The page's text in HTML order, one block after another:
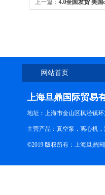
上一篇： 4.0全国发货 美
网站首页
上海旦鼎国际贸易
地址：上海市金山区枫泾镇
主营产品：真空泵，离心机
©2019 版权所有：上海旦鼎